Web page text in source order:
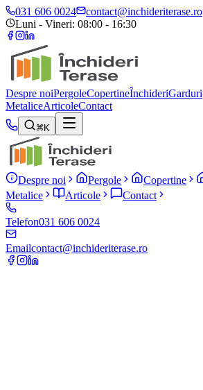
031 606 0024
contact@inchideriterase.ro
Luni - Vineri: 08:00 - 16:30
Despre noiPergoleCopertineÎnchideriGarduri
MetaliceArticoleContact
K
Despre noi Pergole Copertine
Metalice
Articole Contact
Telefon031 606 0024
Emailcontact@inchideriterase.ro